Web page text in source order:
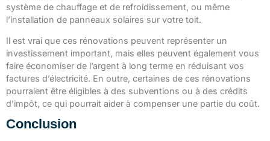
système de chauffage et de refroidissement, ou même
l’installation de panneaux solaires sur votre toit.
Il est vrai que ces rénovations peuvent représenter un
investissement important, mais elles peuvent également vous
faire économiser de l’argent à long terme en réduisant vos
factures d’électricité. En outre, certaines de ces rénovations
pourraient être éligibles à des subventions ou à des crédits
d’impôt, ce qui pourrait aider à compenser une partie du coût.
Conclusion